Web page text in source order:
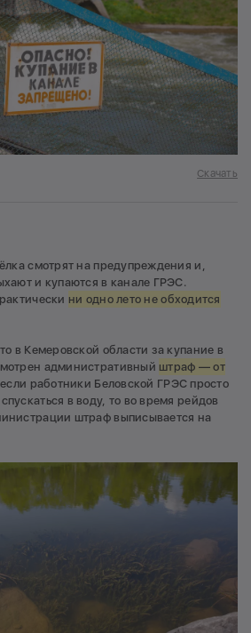
Скачать
смотрят на предупреждения и,
и купаются в канале ГРЭС.
ни одно лето не обходится
в Кемеровской области за купание в
административный штраф — от
работники Беловской ГРЭС просто
в воду, то во время рейдов
штраф выписывается на